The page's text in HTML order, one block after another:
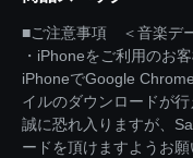
■ご注意事項 ＜音楽デ
・iPhoneをご利用のお
iPhoneでGoogle
イルのダウンロードが行
誠に恐れ入りますが、
ードを頂けますようお願